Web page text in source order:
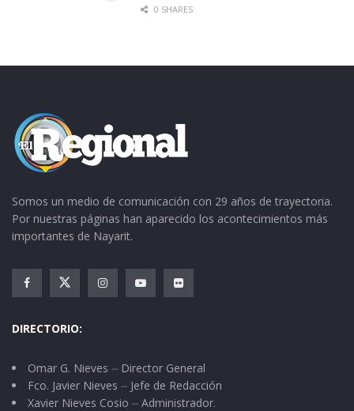
— CLICK EN LA IMAGEN PARA AMPLIARLA —
0 SHARES
Somos un medio de comunicación con 29 años de trayectoria.
Por nuestras páginas han aparecido los acontecimientos más
importantes de Nayarit.
DIRECTORIO:
Omar G. Nieves ⏤ Director General
Fco. Javier Nieves ⏤ Jefe de Redacción
Xavier Nieves Cosio ⏤ Administrador.